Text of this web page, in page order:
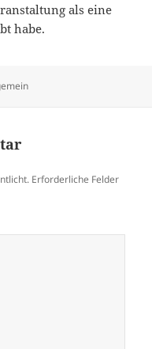
als eine
habe.
Erforderliche Felder